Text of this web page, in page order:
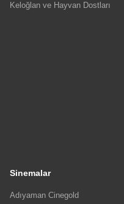
Keloğlan ve Hayvan Dostları
Sinemalar
Adıyaman Cinegold